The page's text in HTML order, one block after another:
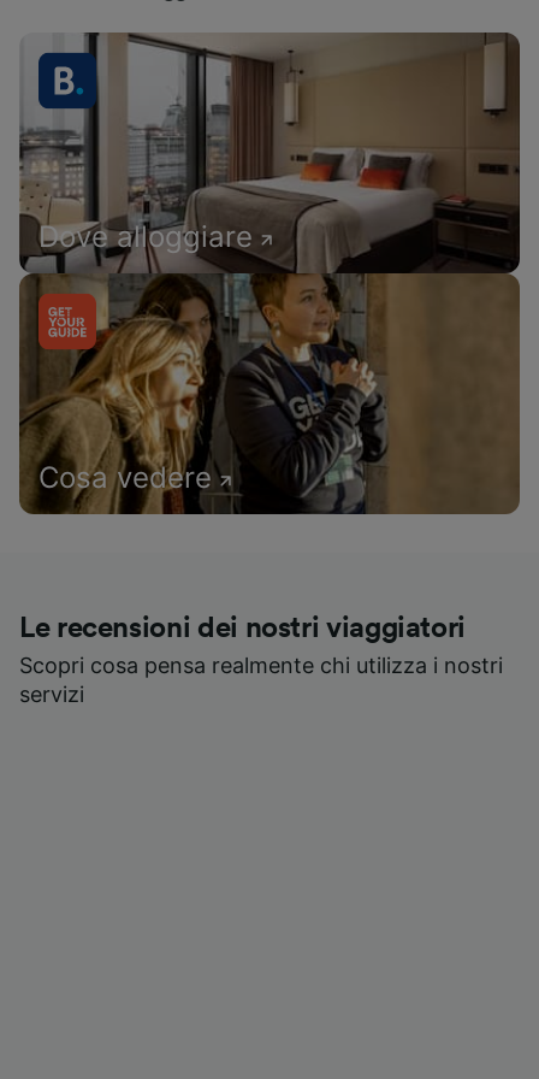
Dove alloggiare
Cosa vedere
Le recensioni dei nostri viaggiatori
Scopri cosa pensa realmente chi utilizza i nostri
servizi